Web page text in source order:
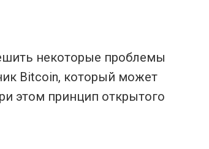
некоторые проблемы
Bitcoin, который может
этом принцип открытого